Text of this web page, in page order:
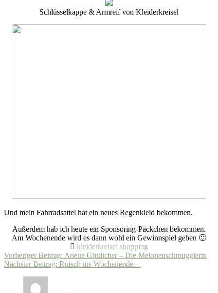
Schlüsselkappe & Armreif von Kleiderkreisel
Und mein Fahrradsattel hat ein neues Regenkleid bekommen.
Außerdem hab ich heute ein Sponsoring-Päckchen bekommen.
Am Wochenende wird es dann wohl ein Gewinnspiel geben 🙂
kleiderkreisel shopping
Beitragsnavigation
Vorheriger Beitrag: Anette Göttlicher – Die Melonenschmugglerin
Nächster Beitrag: Rutsch ins Wochenende…